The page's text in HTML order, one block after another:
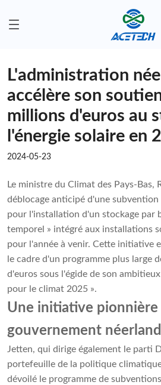
L'administration
accélère son
millions d'euros au
l'énergie solaire en
2024-05-23
Le ministre du Climat des Pays-Bas,
déblocage anticipé d'une
pour l'installation d'un stockage par
temporel » intégré aux installations
pour l'année à venir. Cette initiative
le cadre d'un programme plus large
d'euros sous l'égide de son
pour le climat 2025 ».
Une initiative pionnière
gouvernement
Jetten, qui dirige également le parti
portefeuille de la politique
dévoilé le programme de